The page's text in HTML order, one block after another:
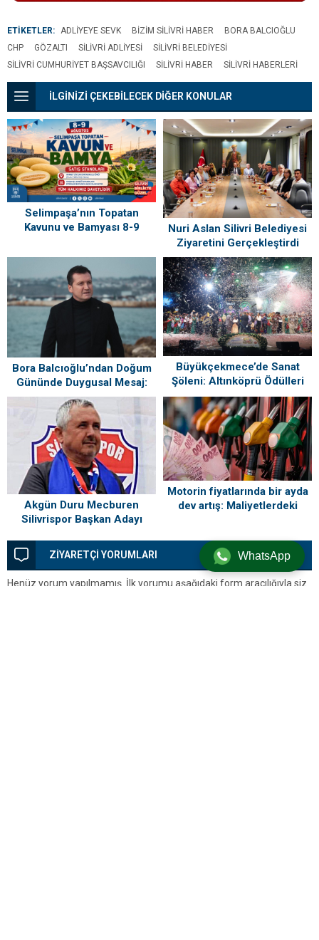
ETİKETLER: ADLIYEYE SEVK BIZIM SILIVRI HABER
BORA BALCIOĞLU
CHP
GÖZALTI SILIVRI ADLIYESI
SILIVRI BELEDIYESI
SILIVRI CUMHURIYET BAŞSAVCILIĞI
SILIVRI HABER SILIVRI HABERLERI
İLGİNİZİ ÇEKEBİLECEK DİĞER KONULAR
Selimpaşa’nın Topatan
Kavunu ve Bamyası 8-9
Buluşuyor
Nuri Aslan Silivri Belediyesi
Ziyaretini Gerçekleştirdi
Bora Balcıoğlu’ndan Doğum
Gününde Duygusal Mesaj:
“Silivri’mi Çok Özlüyorum”
Büyükçekmece’de Sanat
Şöleni: Altınköprü Ödülleri
Sahiplerini Buldu!
Akgün Duru Mecburen
Silivrispor Başkan Adayı
Motorin fiyatlarında bir ayda
dev artış: Maliyetlerdeki
ZİYARETÇİ YORUMLARI
Henüz yorum yapılmamış. İlk yorumu aşağıdaki form aracılığıyla siz
WhatsApp